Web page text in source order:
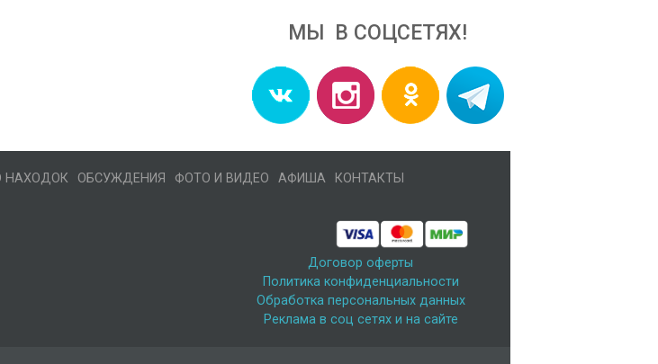
МЫ В СОЦСЕТЯХ!
НАХОДОК ОБСУЖДЕНИЯ ФОТО И ВИДЕО АФИША КОНТАКТЫ
Договор оферты
Политика конфиденциальности
Обработка персональных данных
Реклама в соц сетях и на сайте